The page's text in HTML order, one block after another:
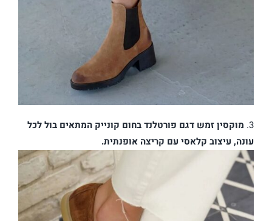
3. מוקסין זמש דגם פורטלנד בחום קונייק המתאים בול לכל
עונה, עיצוב קלאסי עם קריצה אופנתית.